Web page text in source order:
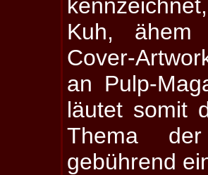
Kuh,
Cover-
an Pulp-
läutet somit
Thema
gebührend